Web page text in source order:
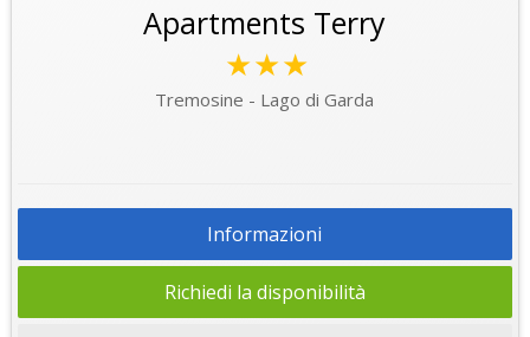
Apartments Terry
★★★
Tremosine - Lago di Garda
Informazioni
Richiedi la disponibilità